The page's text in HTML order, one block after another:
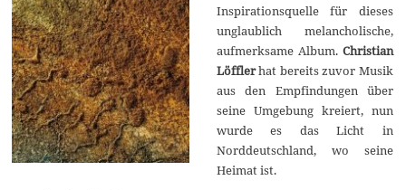
Inspirationsquelle für dieses
unglaublich melancholische,
aufmerksame Album. Christian
Löfflerhat bereits zuvor Musik
aus den Empfindungen über
seine Umgebung kreiert, nun
wurde es das Licht in
Norddeutschland, wo seine
Heimat ist.